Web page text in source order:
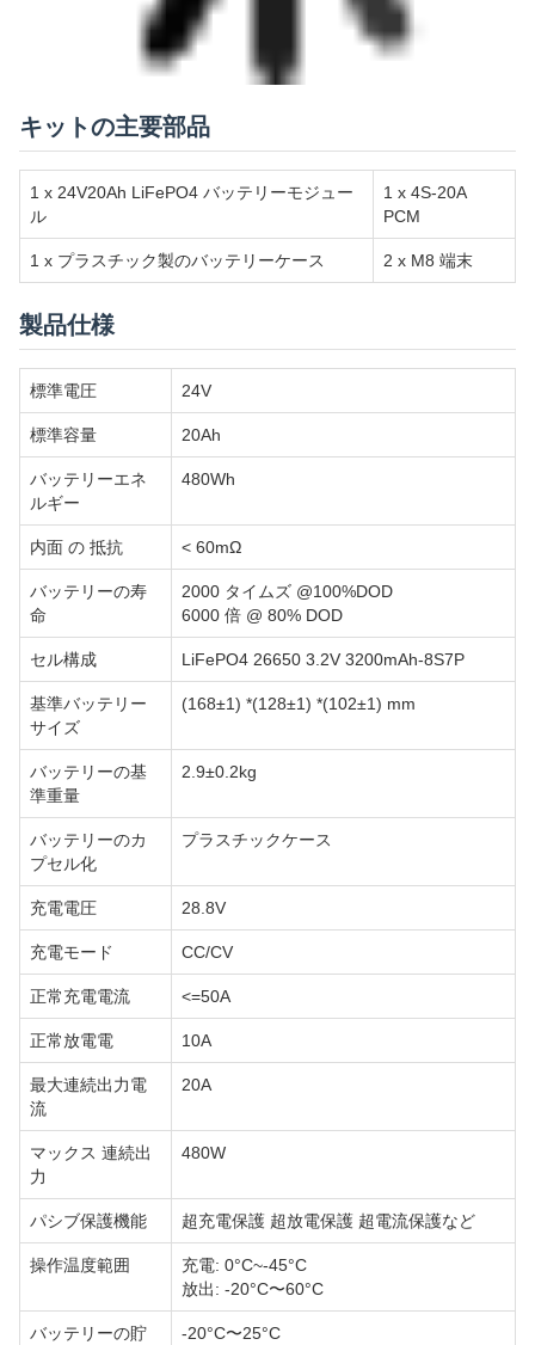
キットの主要部品
1 x 24V20Ah LiFePO4 バッテリーモジュー
ル
1 x 4S-20A
PCM
1 x プラスチック製のバッテリーケース 2 x M8 端末
製品仕様
標準電圧 24V
標準容量 20Ah
バッテリーエネ
ルギー
480Wh
内面 の 抵抗 < 60mΩ
バッテリーの寿
命
2000 タイムズ @100%DOD
6000 倍 @ 80% DOD
セル構成 LiFePO4 26650 3.2V 3200mAh-8S7P
基準バッテリー
サイズ
(168±1) *(128±1) *(102±1) mm
バッテリーの基
準重量
2.9±0.2kg
バッテリーのカ
プセル化
プラスチックケース
充電電圧 28.8V
充電モード CC/CV
正常充電電流 <=50A
正常放電電 10A
最大連続出力電
流
20A
マックス 連続出
力
480W
パシブ保護機能 超充電保護 超放電保護 超電流保護など
操作温度範囲
充電: 0°C~-45°C
放出: -20°C〜60°C
バッテリーの貯
-20°C〜25°C